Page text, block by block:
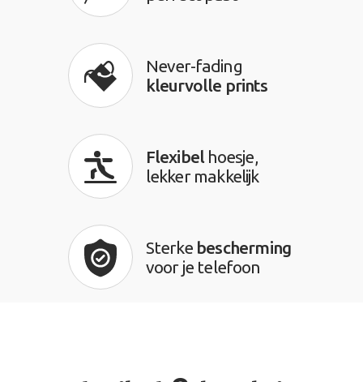
Never-fading
kleurvolle prints
Flexibelhoesje,
lekker makkelijk
Sterke bescherming
voor je telefoon